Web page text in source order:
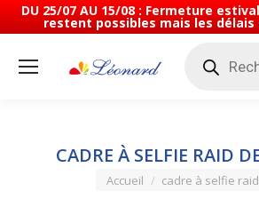
DU 25/07 AU 15/08 : Fermeture
restent possibles mais les
produits
CADRE À SELFIE RAID
Vous êtes ici :
Accueil cadre à selfie